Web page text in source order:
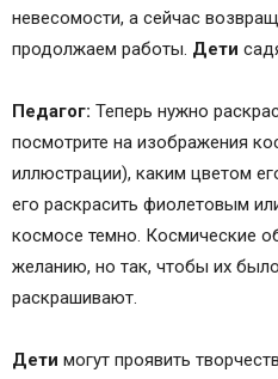
невесомости, а сейчас
продолжаем работы. Дети
Педагог: Теперь нужно
посмотрите на изображения
иллюстрации), каким цветом
его раскрасить фиолетовым
космосе темно. Космические
желанию, но так, чтобы их
раскрашивают.
Дети могут проявить